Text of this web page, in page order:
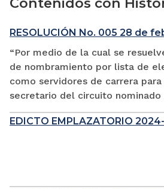
RESOLUCIÓN No. 005 28 de
“Por medio de la cual se
de nombramiento por lista de
como servidores de carrera para
secretario del circuito nominado
EDICTO EMPLAZATORIO 2024-